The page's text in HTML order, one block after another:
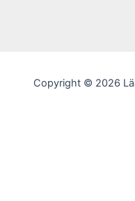
Copyright © 2026